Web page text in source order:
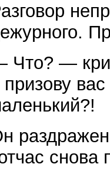
Что? —
призову
снова